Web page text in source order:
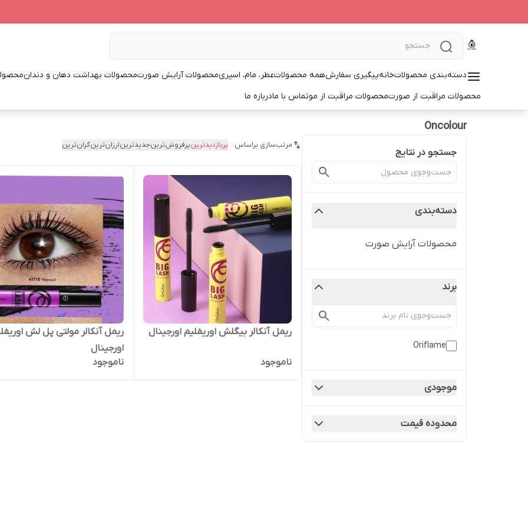
دسته‌بندی محصولاتخانهپیگیری سفارشهمه محصولاتعطر، مام، اسپریمحصولات آرایش صورتمحصولات بهداشت دهان و دندان
محصولات مراقبت از صورتمحصولات مراقبت از موتماس با مادرباره ما
Oncolour
جستجو در نتایج
دسته‌بندی
محصولات آرایش صورت
برند
Oriflame
موجودی
محدوده قیمت
مرتب‌سازی براساس: پربازدیدترینپرفروش‌ترینجدیدترینارزان‌ترینگران‌ترین
ریمل آنکالر بیگلش اوریفلیم اورجینال
ناموجود
ریمل آنکالر مولتی‌ پل لش
اورجینال
ناموجود